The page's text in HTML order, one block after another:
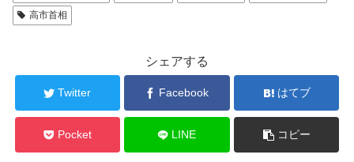
高市首相
シェアする
Twitter Facebook はてブ
Pocket LINE コピー